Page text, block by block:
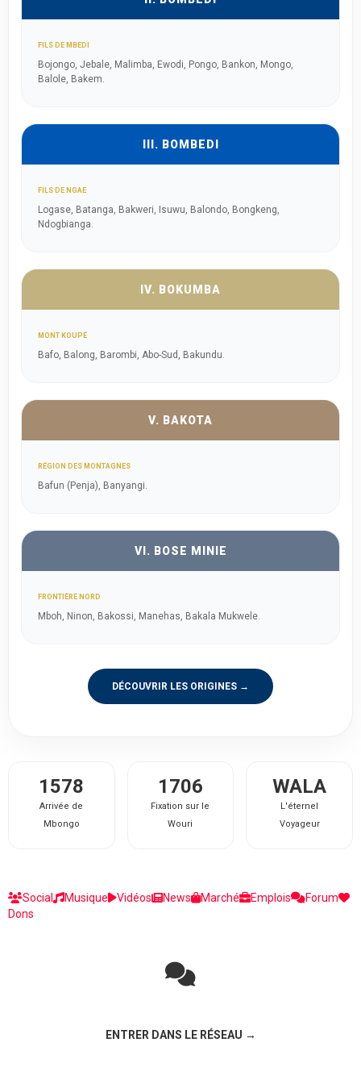
FILS DE MBEDI
Bojongo, Jebale, Malimba, Ewodi, Pongo, Bankon, Mongo,
Balole, Bakem.
III. BOMBEDI
FILS DE NGAE
Logase, Batanga, Bakweri, Isuwu, Balondo, Bongkeng,
Ndogbianga.
IV. BOKUMBA
MONT KOUPÉ
Bafo, Balong, Barombi, Abo-Sud, Bakundu.
V. BAKOTA
RÉGION DES MONTAGNES
Bafun (Penja), Banyangi.
VI. BOSE MINIE
FRONTIÈRE NORD
Mboh, Ninon, Bakossi, Manehas, Bakala Mukwele.
DÉCOUVRIR LES ORIGINES →
1578
Arrivée de
Mbongo
1706
Fixation sur le
Wouri
WALA
L'éternel
Voyageur
Social Musique Vidéos News Marché Emplois
Forum
Dons
ENTRER DANS LE RÉSEAU →